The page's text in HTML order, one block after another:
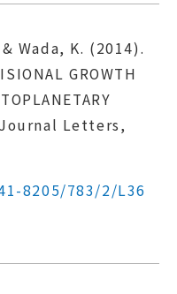
Wada, K. (2014).
GROWTH
Letters,
8205/783/2/L36